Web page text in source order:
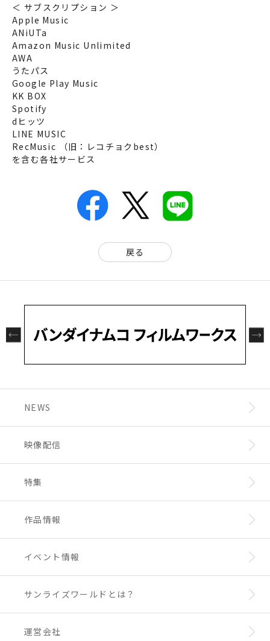
＜ サブスクリプション ＞
Apple Music
ANiUTa
Amazon Music Unlimited
AWA
うたパス
Google Play Music
KK BOX
Spotify
dヒッツ
LINE MUSIC
RecMusic （旧：レコチョクbest）
を含む各社サービス
戻る
NEWS
映像配信
特集
作品情報
イベント情報
サンライズワールドとは？
運営会社